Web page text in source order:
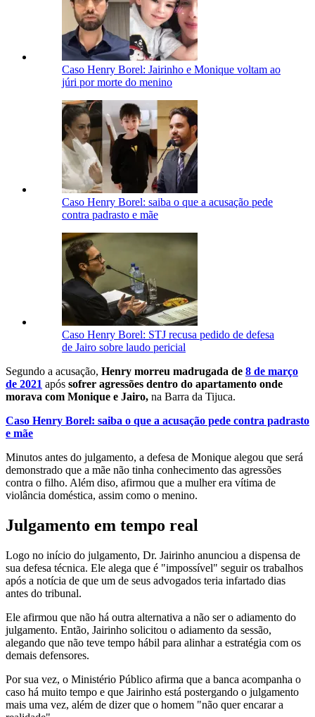
Caso Henry Borel: Jairinho e Monique voltam ao
júri por morte do menino
Caso Henry Borel: saiba o que a acusação pede
contra padrasto e mãe
Caso Henry Borel: STJ recusa pedido de defesa
de Jairo sobre laudo pericial
Segundo a acusação, Henry morreu madrugada de 8 de março
de 2021 após sofrer agressões dentro do apartamento onde
morava com Monique e Jairo, na Barra da Tijuca.
Caso Henry Borel: saiba o que a acusação pede contra padrasto
e mãe
Minutos antes do julgamento, a defesa de Monique alegou que será
demonstrado que a mãe não tinha conhecimento das agressões
contra o filho. Além diso, afirmou que a mulher era vítima de
violância doméstica, assim como o menino.
Julgamento em tempo real
Logo no início do julgamento, Dr. Jairinho anunciou a dispensa de
sua defesa técnica. Ele alega que é "impossível" seguir os trabalhos
após a notícia de que um de seus advogados teria infartado dias
antes do tribunal.
Ele afirmou que não há outra alternativa a não ser o adiamento do
julgamento. Então, Jairinho solicitou o adiamento da sessão,
alegando que não teve tempo hábil para alinhar a estratégia com os
demais defensores.
Por sua vez, o Ministério Público afirma que a banca acompanha o
caso há muito tempo e que Jairinho está postergando o julgamento
mais uma vez, além de dizer que o homem "não quer encarar a